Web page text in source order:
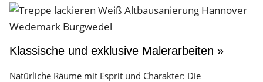
Klassische und exklusive Malerarbeiten »
Natürliche Räume mit Esprit und Charakter: Die